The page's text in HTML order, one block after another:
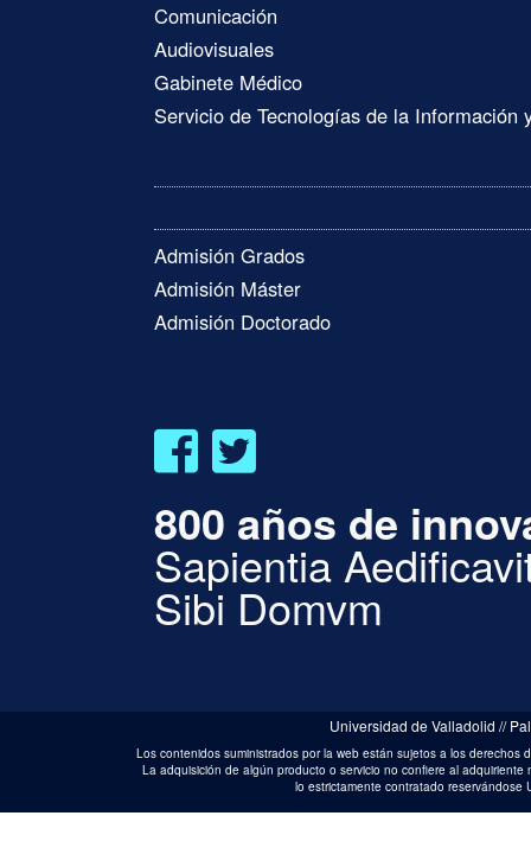
Comunicación
Audiovisuales
Gabinete Médico
Servicio de Tecnologías de la Información
Admisión Grados
Admisión Máster
Admisión Doctorado
800 años de
Sapientia
Sibi Domvm
Universidad de Valladolid //
Los contenidos suministrados por la web están sujetos a los
La adquisición de algún producto o servicio no confiere al
lo estrictamente contratado